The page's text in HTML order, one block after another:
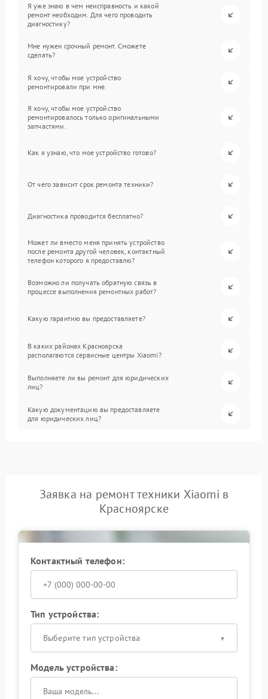
Я уже знаю в чем неисправность и какой
ремонт необходим. Для чего проводить
диагностику?
Мне нужен срочный ремонт. Сможете
сделать?
Я хочу, чтобы мое устройство
ремонтировали при мне.
Я хочу, чтобы мое устройство
ремонтировалось только оригинальными
запчастями.
Как я узнаю, что мое устройство готово?
От чего зависит срок ремонта техники?
Диагностика проводится бесплатно?
Может ли вместо меня принять устройство
после ремонта другой человек, контактный
телефон которого я предоставлю?
Возможно ли получать обратную связь в
процессе выполнения ремонтных работ?
Какую гарантию вы предоставляете?
В каких районах Красноярска
располагаются сервисные центры Xiaomi?
Выполняете ли вы ремонт для юридических
лиц?
Какую документацию вы предоставляете
для юридических лиц?
Заявка на ремонт техники Xiaomi в
Красноярске
Контактный телефон:
Тип устройства:
Выберите тип устройства
Модель устройства: